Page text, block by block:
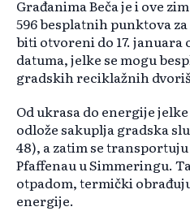
Građanima Beča je i ove
596 besplatnih punktova
biti otvoreni do 17. januara
datuma, jelke se mogu
gradskih reciklažnih
Od ukrasa do energije
odlože sakuplja gradska
48), a zatim se
Pfaffenau u Simmeringu.
otpadom, termički
energije.